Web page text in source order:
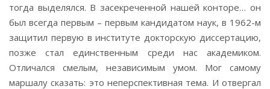
тогда выделялся. В засекреченной нашей конторе… он
был всегда первым – первым кандидатом наук, в 1962-м
защитил первую в институте докторскую диссертацию,
позже стал единственным среди нас академиком.
Отличался смелым, независимым умом. Мог самому
маршалу сказать: это неперспективная тема. И отвергал